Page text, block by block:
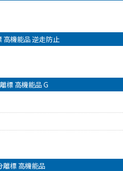
高機能品 逆走防止
標 高機能品 G
離標 高機能品